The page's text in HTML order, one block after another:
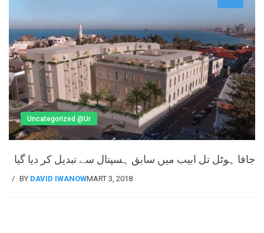
Uncategorized @ur
جافا ہوٹل تل ابیب میں سابق ہسپتال سے تبدیل کر دیا گیا
BY DAVID IWANOWMART 3, 2018